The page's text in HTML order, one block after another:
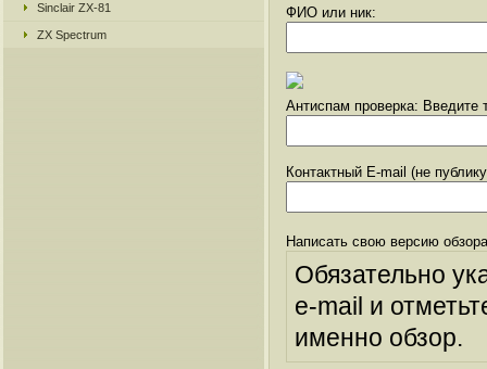
Sinclair ZX-81
ZX Spectrum
ФИО или ник:
Антиспам проверка: Введите
Контактный E-mail (не
Написать свою версию
Обязательно
e-mail и
именно обзор.